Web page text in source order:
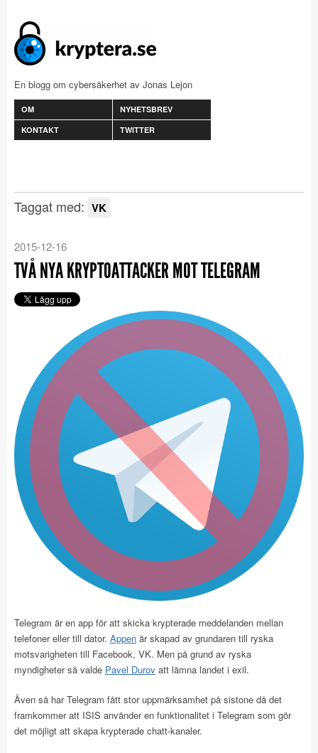
En blogg om cybersäkerhet av Jonas Lejon
OM
NYHETSBREV
KONTAKT
TWITTER
Taggat med: VK
2015-12-16
TVÅ NYA KRYPTOATTACKER MOT TELEGRAM
Telegram är en app för att skicka krypterade meddelanden mellan
telefoner eller till dator. Appen är skapad av grundaren till ryska
motsvarigheten till Facebook, VK. Men på grund av ryska
myndigheter så valde Pavel Durov att lämna landet i exil.
Även så har Telegram fått stor uppmärksamhet på sistone då det
framkommer att ISIS använder en funktionalitet i Telegram som gör
det möjligt att skapa krypterade chatt-kanaler.